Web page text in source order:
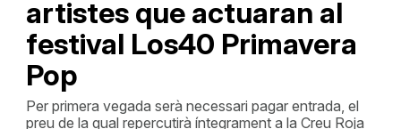
artistes que actuaran al
festival Los40 Primavera
Pop
Per primera vegada serà necessari pagar entrada, el
preu de la qual repercutirà íntegrament a la Creu Roja